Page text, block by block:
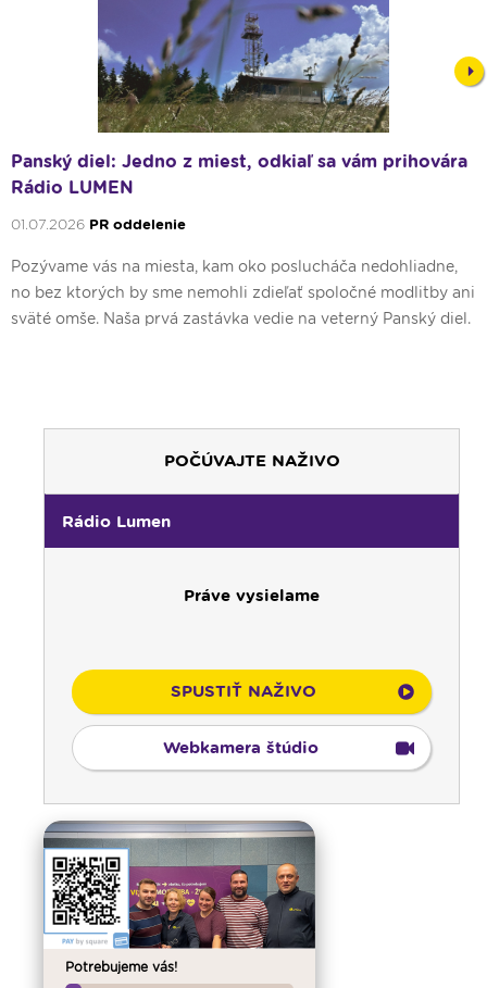
Panský diel: Jedno z miest, odkiaľ sa vám prihovára
Rádio LUMEN
01.07.2026 PR oddelenie
Pozývame vás na miesta, kam oko poslucháča nedohliadne,
no bez ktorých by sme nemohli zdieľať spoločné modlitby ani
sväté omše. Naša prvá zastávka vedie na veterný Panský diel.
POČÚVAJTE NAŽIVO
Rádio Lumen
Práve vysielame
SPUSTIŤ NAŽIVO
Webkamera štúdio
Potrebujeme vás!
00:00
Predel do nového dňa
00:01
Vitaj doma, rodina! - repríza
01:00
Karmel - repríza